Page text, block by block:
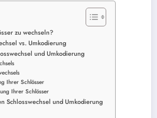
zu wechseln?
vs. Umkodierung
und Umkodierung
Ihrer Schlösser
Ihrer Schlösser
Schlosswechsel und Umkodierung